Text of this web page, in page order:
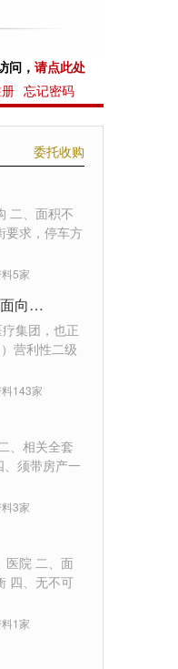
问， 请点此处
忘记密码
委托收购
二、面积不
要求，停车方
5家
中华老字号上市企业旗下的国企医疗集团面向全国收购医院
集团，也正
营利性二级
143家
、相关全套
须带房产一
3家
医院 二、面
四、无不可
1家